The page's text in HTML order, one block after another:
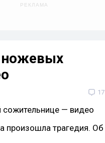
ножевых
17
произошла трагедия. Об